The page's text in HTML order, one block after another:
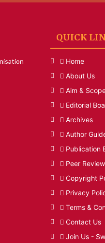
QUICK
Home
About Us
Aim &
Editorial
Archives
Author
Publication
Peer
Copyright
Privacy
Terms &
Contact Us
Join Us -